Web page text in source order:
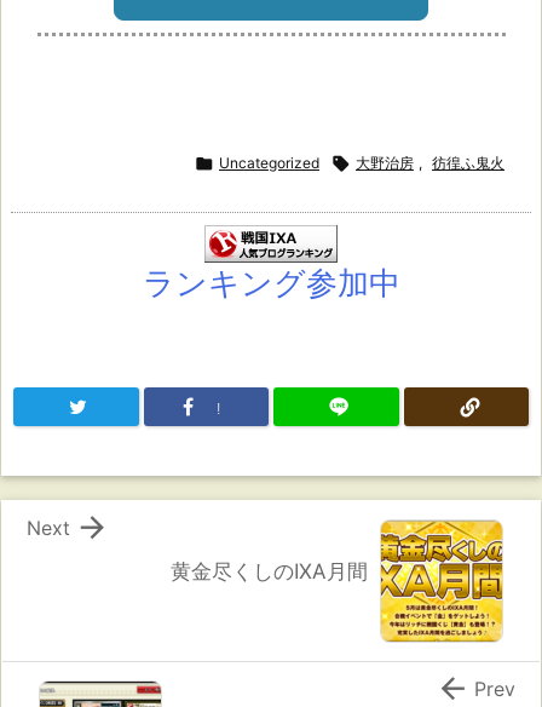
 Uncategorized  大野治房 , 彷徨ふ鬼火
ランキング参加中
!
黄金尽くしのIXA月間

Next
 Prev